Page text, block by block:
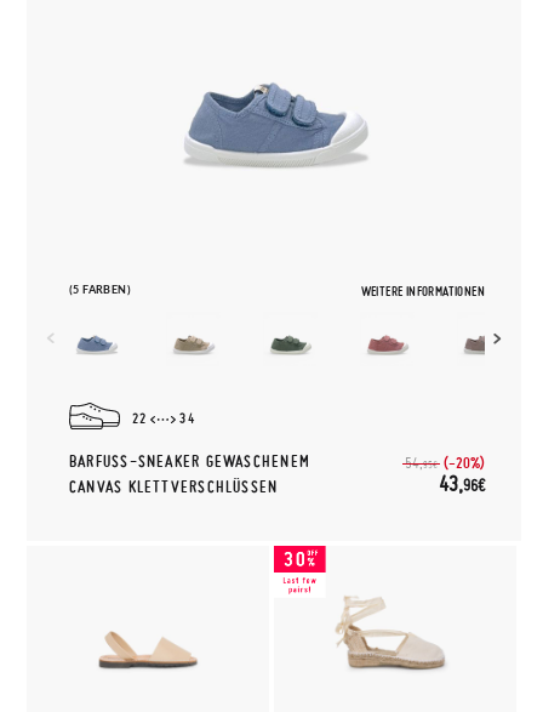
(5 FARBEN) WEITERE INFORMATIONEN
22 34
BARFUSS-SNEAKER GEWASCHENEM C
ANVAS KLETTVERSCHLÜSSEN
54,95€ (-20%)
43,96€